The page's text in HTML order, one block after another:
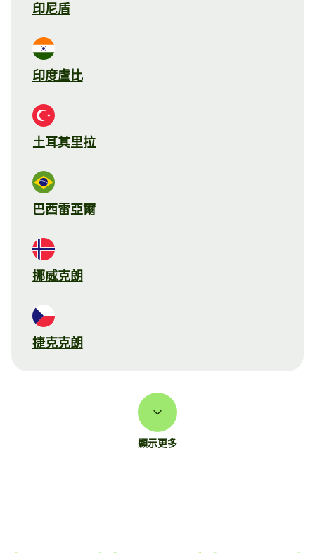
印尼盾
印度盧比
土耳其里拉
巴西雷亞爾
挪威克朗
捷克克朗
顯示更多